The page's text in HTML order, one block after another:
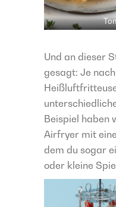
Und an dieser
gesagt: Je
Beispiel haben
Airfryer mit
dem du sogar
oder kleine